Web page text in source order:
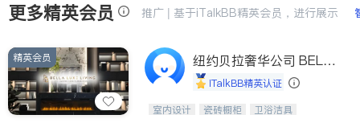
非盈利组织
更多精英会员 推广 | 基于iTalkBB精英会员，进行展示
精英会员
纽约贝拉奢华公司 BELL
A LUXE
iTalkBB精英认证
设计、制造、安装一体化，打造高端定
室内设计 瓷砖橱柜
卫浴洁具